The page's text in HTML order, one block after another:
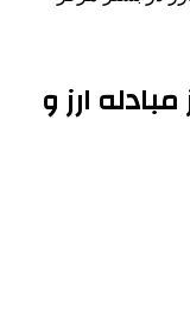
ارز و